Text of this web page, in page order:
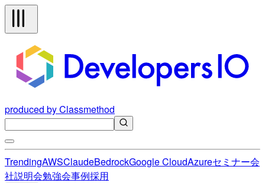
produced by Classmethod
TrendingAWSClaudeBedrockGoogle CloudAzureセミナー会
社説明会勉強会事例採用